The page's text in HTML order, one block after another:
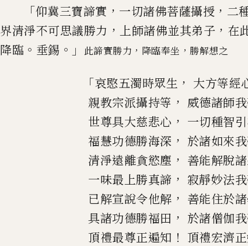
「仰冀三寶諦實 ， 一切諸佛菩薩攝授 ， 二
界清淨不可思議勝力 ， 上師諸佛並其弟子 ， 在
降臨 。 垂錫 。」 此諦實勝力 ， 降臨奉坐 ， 勝解想之
「哀愍五濁時眾生 ， 大方等經
親教宗派攝持等 ， 威德諸師
世尊具大慈悲心 ， 一切種智
福慧功德勝海深 ， 於諸如來
清淨遠離貪慾塵 ， 善能解脫
一味最上勝真諦 ， 寂靜妙法
已解宣說令他解 ， 善能住於
具諸功德勝福田 ， 於諸僧伽
頂禮最尊正遍知 ！ 頂禮宏濟